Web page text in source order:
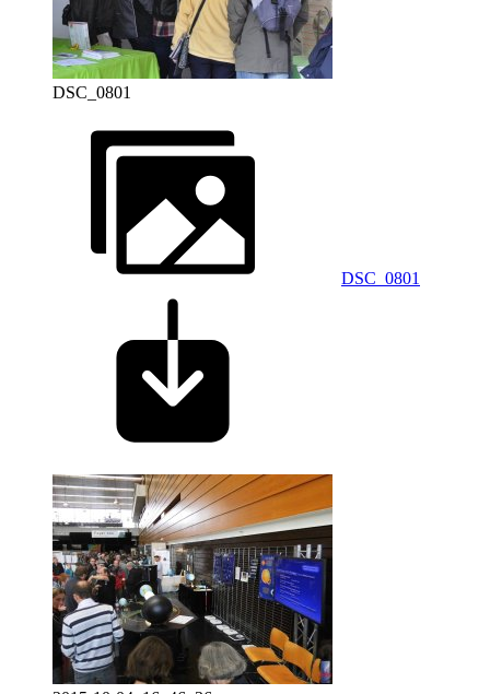
DSC_0801
DSC_0801